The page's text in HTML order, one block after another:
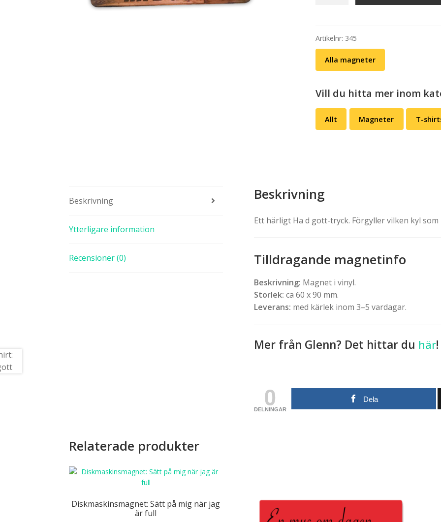
mängd
Artikelnr: 345
Alla magneter
Vill du hitta mer inom
Allt Magneter T-
Beskrivning
Ytterligare information
Recensioner (0)
Beskrivning
Ett härligt Ha d gott-tryck. Förgyller vilken kyl som
Tilldragande magnetinfo
Beskrivning: Magnet i vinyl.
Storlek: ca 60 x 90 mm.
Leverans: med kärlek inom 3–5 vardagar.
Mer från Glenn? Det hittar du här!
0
DELNINGAR
Dela
Relaterade produkter
Diskmaskinsmagnet: Sätt på mig när jag
är full